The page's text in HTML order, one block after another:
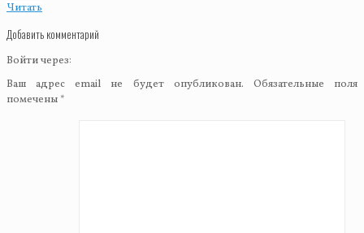
Читать
Добавить комментарий
Войти через:
Ваш адрес email не будет опубликован. Обязательные поля
помечены *